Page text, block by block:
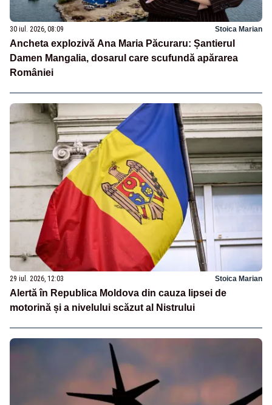
30 iul. 2026, 08:09 Stoica Marian
Ancheta explozivă Ana Maria Păcuraru: Șantierul
Damen Mangalia, dosarul care scufundă apărarea
României
29 iul. 2026, 12:03 Stoica Marian
Alertă în Republica Moldova din cauza lipsei de
motorină și a nivelului scăzut al Nistrului